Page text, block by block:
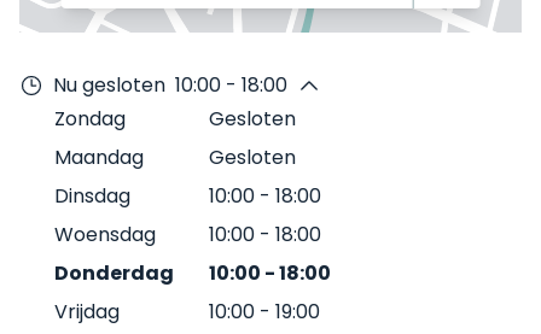
Nu gesloten 10:00 - 18:00
Zondag
Gesloten
Maandag
Gesloten
Dinsdag
10:00 - 18:00
Woensdag
10:00 - 18:00
Donderdag
10:00 -18:00
Vrijdag
10:00 - 19:00